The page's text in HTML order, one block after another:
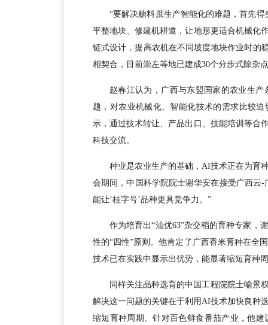
“要解决糖料蔗生产智能化的难题，首先
平整地块、修建机耕道，让地形更适合机械化
链式设计，提高农机在不同坡度地块作业时的
相契合，目前崇左等地已建成30个分步式除杂
赵春江认为，广西与东盟国家的农业生
题，对农业机械化、智能化技术的需求比较
示，通过技术转让、产品出口、技能培训等合
科技交流。
种业是农业生产的基础，AI技术正在为育
会期间，中国科学院院士谢华安在接受广西云
能让‘桂字号’品种更具竞争力。”
作为培育出“汕优63”杂交稻的育种专家，
性的“四性”原则。他肯定了广西香米育种在全
技术已在实践中显示出优势，能显著缩短育种
同样关注品种选育的中国工程院院士喻景
解决这一问题的关键在于利用AI技术加快良种
缩短育种周期。针对百色鲜食番茄产业，他